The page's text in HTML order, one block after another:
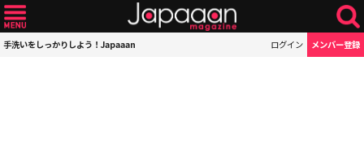
手洗いをしっかりしよう！Japaaan ログイン メンバー登録